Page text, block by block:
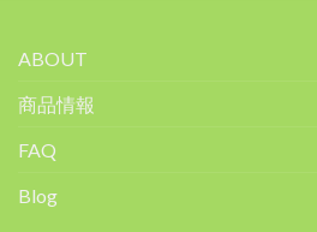
ABOUT
商品情報
FAQ
Blog